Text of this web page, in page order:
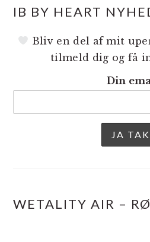
IB BY HEART
Bliv en del af mit
tilmeld dig og få
Din
WETALITY AIR –